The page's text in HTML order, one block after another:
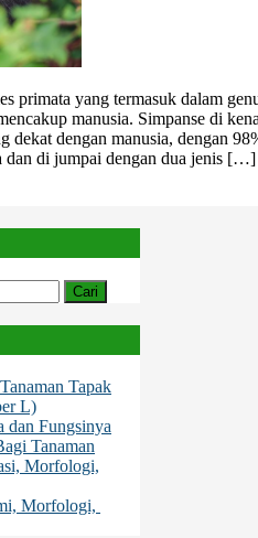
primata yang termasuk dalam
manusia. Simpanse di
dekat dengan manusia, dengan
dan di jumpai dengan dua jenis […]
Tapak
L)
dan Fungsinya
Tanaman
Morfologi,
Morfologi,